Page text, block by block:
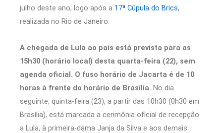
julho deste ano, logo após a 17ª Cúpula do Brics,
realizada no Rio de Janeiro.
A chegada de Lula ao país está prevista para as
15h30 (horário local) desta quarta-feira (22), sem
agenda oficial. O fuso horário de Jacarta é de 10
horas à frente do horário de Brasília. No dia
seguinte, quinta-feira (23), a partir das 10h30 (0h30 em
Brasília), está marcada a cerimônia oficial de recepção
a Lula, à primeira-dama Janja da Silva e aos demais